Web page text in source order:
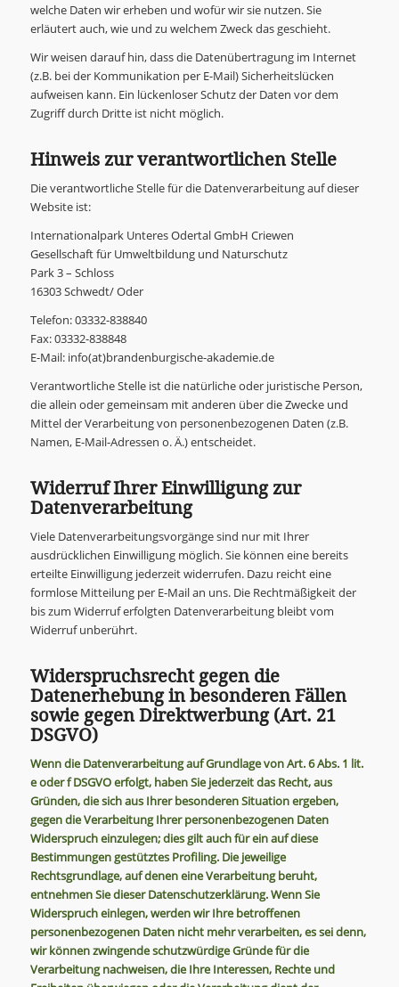
welche Daten wir erheben und wofür wir sie nutzen. Sie
erläutert auch, wie und zu welchem Zweck das geschieht.
Wir weisen darauf hin, dass die Datenübertragung im Internet
(z.B. bei der Kommunikation per E-Mail) Sicherheitslücken
aufweisen kann. Ein lückenloser Schutz der Daten vor dem
Zugriff durch Dritte ist nicht möglich.
Hinweis zur verantwortlichen Stelle
Die verantwortliche Stelle für die Datenverarbeitung auf dieser
Website ist:
Internationalpark Unteres Odertal GmbH Criewen
Gesellschaft für Umweltbildung und Naturschutz
Park 3 – Schloss
16303 Schwedt/ Oder
Telefon: 03332-838840
Fax: 03332-838848
E-Mail: info(at)brandenburgische-akademie.de
Verantwortliche Stelle ist die natürliche oder juristische Person,
die allein oder gemeinsam mit anderen über die Zwecke und
Mittel der Verarbeitung von personenbezogenen Daten (z.B.
Namen, E-Mail-Adressen o. Ä.) entscheidet.
Widerruf Ihrer Einwilligung zur
Datenverarbeitung
Viele Datenverarbeitungsvorgänge sind nur mit Ihrer
ausdrücklichen Einwilligung möglich. Sie können eine bereits
erteilte Einwilligung jederzeit widerrufen. Dazu reicht eine
formlose Mitteilung per E-Mail an uns. Die Rechtmäßigkeit der
bis zum Widerruf erfolgten Datenverarbeitung bleibt vom
Widerruf unberührt.
Widerspruchsrecht gegen die
Datenerhebung in besonderen Fällen
sowie gegen Direktwerbung (Art. 21
DSGVO)
Wenn die Datenverarbeitung auf Grundlage von Art. 6 Abs. 1 lit.
e oder f DSGVO erfolgt, haben Sie jederzeit das Recht, aus
Gründen, die sich aus Ihrer besonderen Situation ergeben,
gegen die Verarbeitung Ihrer personenbezogenen Daten
Widerspruch einzulegen; dies gilt auch für ein auf diese
Bestimmungen gestütztes Profiling. Die jeweilige
Rechtsgrundlage, auf denen eine Verarbeitung beruht,
entnehmen Sie dieser Datenschutzerklärung. Wenn Sie
Widerspruch einlegen, werden wir Ihre betroffenen
personenbezogenen Daten nicht mehr verarbeiten, es sei denn,
wir können zwingende schutzwürdige Gründe für die
Verarbeitung nachweisen, die Ihre Interessen, Rechte und